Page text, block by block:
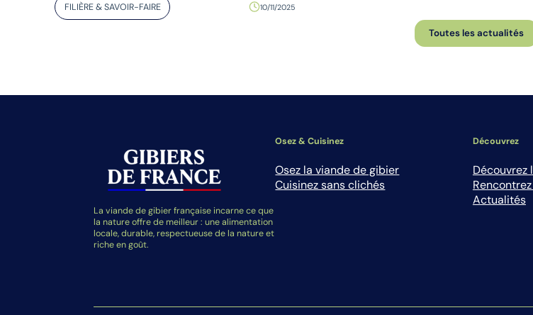
FILIÈRE & SAVOIR-FAIRE 10/11/2025
Toutes les actualités
La viande de gibier française incarne ce que
la nature offre de meilleur : une alimentation
locale, durable, respectueuse de la nature et
riche en goût.
Osez & Cuisinez
Osez la viande de gibier
Cuisinez sans clichés
Découvrez
Actualités